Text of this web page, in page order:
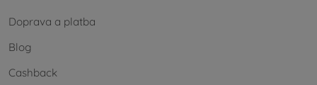
Doprava a platba
Blog
Cashback